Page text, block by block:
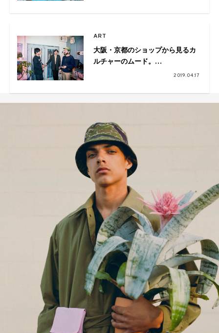
ART
大阪・京都のショップから見るカ
ルチャーのムード。
2019.04.17